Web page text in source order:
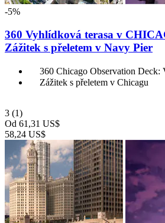
-5%
360 Vyhlídková terasa v
Zážitek s přeletem v Navy Pier
360 Chicago Observation Deck:
Zážitek s přeletem v Chicagu
3 (1)
Od 61,31 US$
58,24 US$